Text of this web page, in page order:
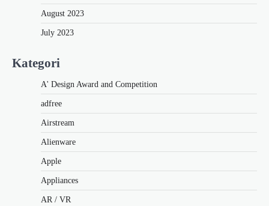
August 2023
July 2023
Kategori
A' Design Award and Competition
adfree
Airstream
Alienware
Apple
Appliances
AR / VR